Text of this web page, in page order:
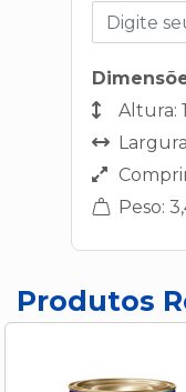
Altura:
Peso:
Produtos